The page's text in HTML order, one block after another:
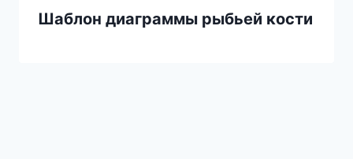
Шаблон диаграммы рыбьей кости